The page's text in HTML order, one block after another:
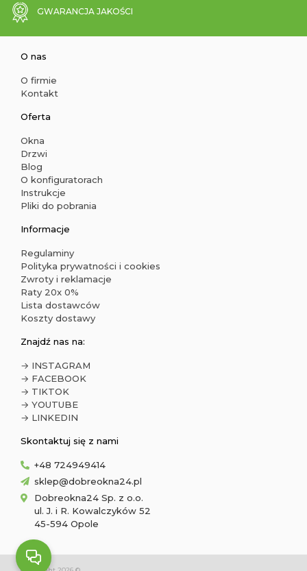
GWARANCJA JAKOŚCI
O nas
O firmie
Kontakt
Oferta
Okna
Drzwi
Blog
O konfiguratorach
Instrukcje
Pliki do pobrania
Informacje
Regulaminy
Polityka prywatności i cookies
Zwroty i reklamacje
Raty 20x 0%
Lista dostawców
Koszty dostawy
Znajdź nas na:
→ INSTAGRAM
→ FACEBOOK
→ TIKTOK
→ YOUTUBE
→ LINKEDIN
Skontaktuj się z nami
+48 724949414
sklep@dobreokna24.pl
Dobreokna24 Sp. z o.o.
ul. J. i R. Kowalczyków 52
45-594 Opole